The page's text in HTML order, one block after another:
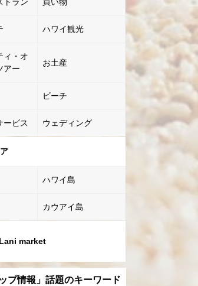
トラン 買い物
ハワイ観光
ィ・オ
アー
お土産
ビーチ
ービス ウェディング
ハワイ島
カウアイ島
market
ップ情報」話題のキーワード